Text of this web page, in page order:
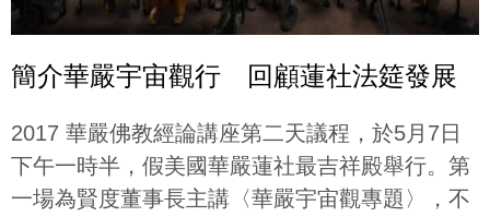
簡介華嚴宇宙觀行 回顧蓮社法筵發展
2017 華嚴佛教經論講座第二天議程，於5月7日
下午一時半，假美國華嚴蓮社最吉祥殿舉行。第
一場為賢度董事長主講〈華嚴宇宙觀專題〉，不